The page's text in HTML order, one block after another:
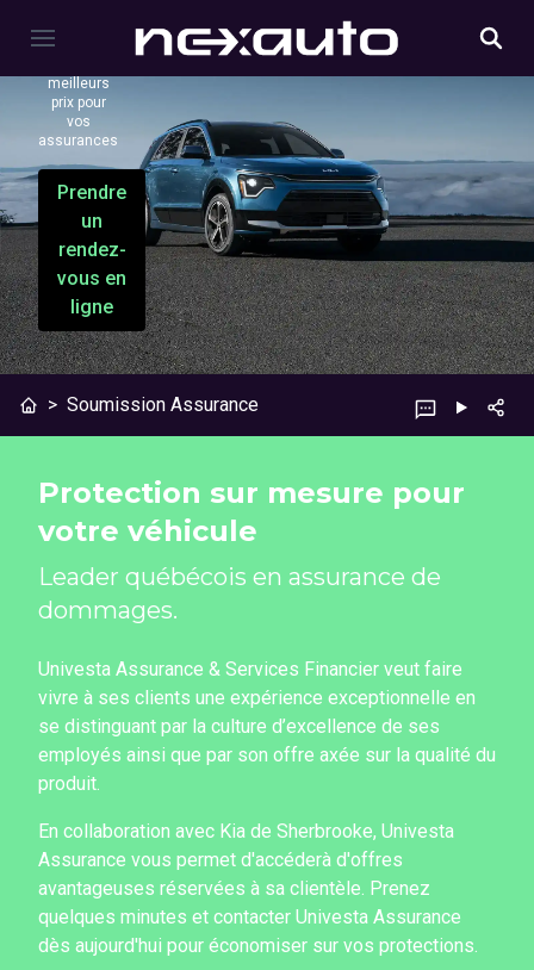
meilleurs
prix pour
vos
assurances
Prendre
un
rendez-
vous en
ligne
> Soumission Assurance
Protection sur mesure pour
votre véhicule
Leader québécois en assurance de
dommages.
Univesta Assurance & Services Financier veut faire
vivre à ses clients une expérience exceptionnelle en
se distinguant par la culture d’excellence de ses
employés ainsi que par son offre axée sur la qualité du
produit.
En collaboration avec Kia de Sherbrooke, Univesta
Assurance vous permet d'accéderà d'offres
avantageuses réservées à sa clientèle. Prenez
quelques minutes et contacter Univesta Assurance
dès aujourd'hui pour économiser sur vos protections.